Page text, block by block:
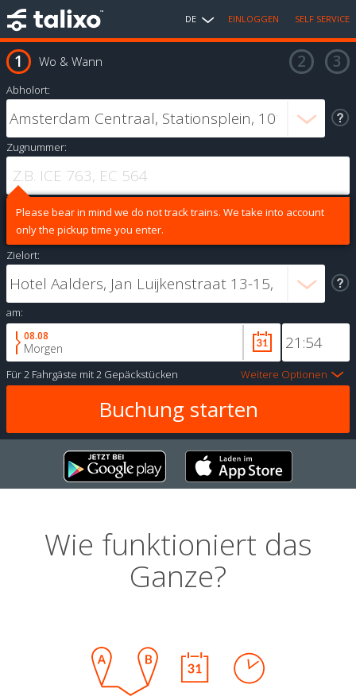
DE EINLOGGEN SELF SERVICE
Wo & Wann
Abholort:
Zugnummer:
Please bear in mind we do not track trains. We take into account
only the pickup time you enter.
Zielort:
am:
08.08
Morgen
Für2 Fahrgäste mit2 Gepäckstücken Weitere Optionen
Wie funktioniert das
Ganze?